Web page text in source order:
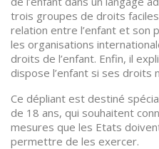
trois groupes de droits
relation entre l’enfant et son
les organisations
droits de l’enfant. Enfin, il
dispose l’enfant si ses droits
Ce dépliant est destiné
de 18 ans, qui souhaitent
mesures que les Etats
permettre de les exercer.